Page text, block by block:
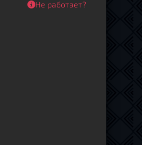
Не работает?